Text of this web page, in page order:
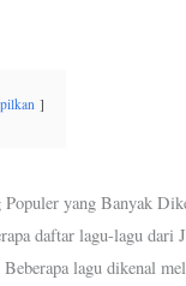
yang Banyak
daftar lagu-lagu dari
lagu dikenal